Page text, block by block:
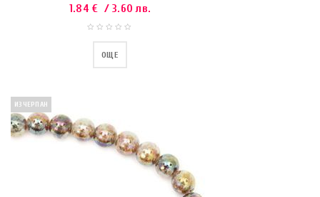
1.84€ / 3.60 лв.
ОЩЕ
ИЗЧЕРПАН